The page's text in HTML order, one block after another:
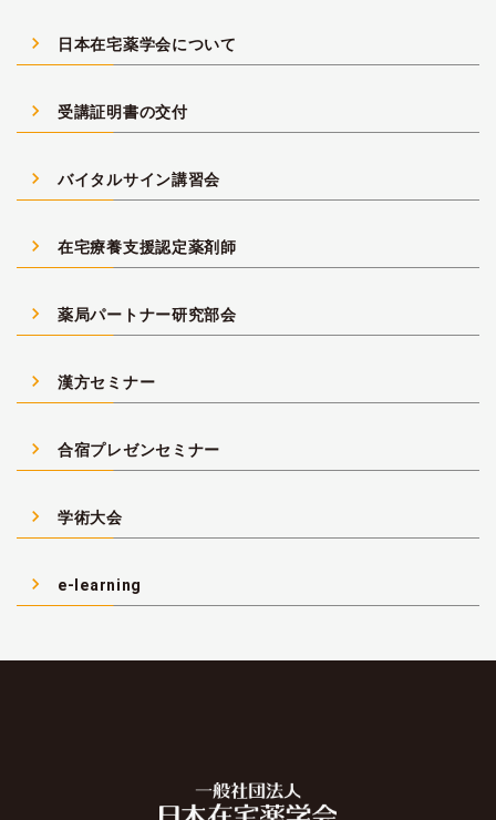
navigate_next 日本在宅薬学会について
navigate_next 受講証明書の交付
navigate_next バイタルサイン講習会
navigate_next 在宅療養支援認定薬剤師
navigate_next 薬局パートナー研究部会
navigate_next 漢方セミナー
navigate_next 合宿プレゼンセミナー
navigate_next 学術大会
navigate_next e-learning